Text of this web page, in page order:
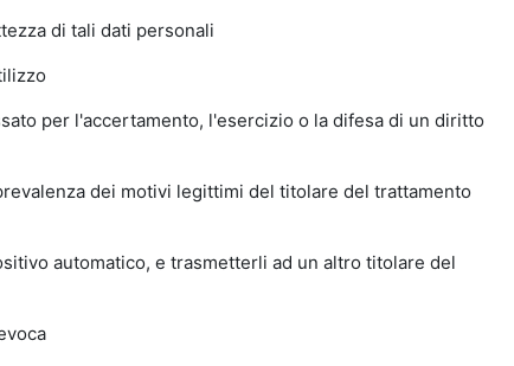
di tali dati personali
per l'accertamento, l'esercizio o la difesa di un diritto
dei motivi legittimi del titolare del trattamento
automatico, e trasmetterli ad un altro titolare del